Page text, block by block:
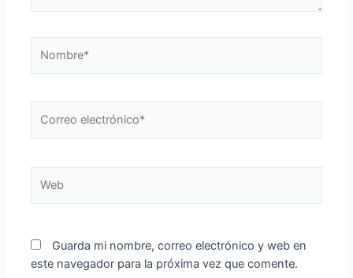
electrónico*
Guarda mi nombre, correo electrónico y web en
este navegador para la próxima vez que comente.